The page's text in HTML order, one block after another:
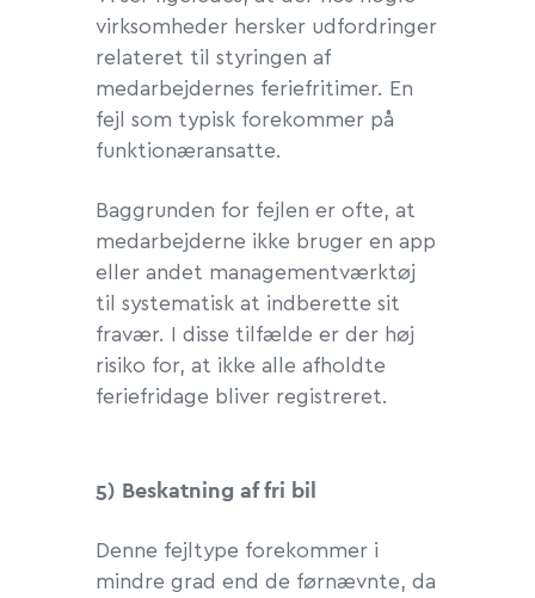
virksomheder hersker udfordringer
relateret til styringen af
medarbejdernes feriefritimer. En
fejl som typisk forekommer på
funktionæransatte.
Baggrunden for fejlen er ofte, at
medarbejderne ikke bruger en app
eller andet managementværktøj
til systematisk at indberette sit
fravær. I disse tilfælde er der høj
risiko for, at ikke alle afholdte
feriefridage bliver registreret.
5) Beskatning af fri bil
Denne fejltype forekommer i
mindre grad end de førnævnte, da